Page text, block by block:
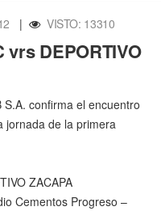
| VISTO: 13310
vrs DEPORTIVO
S.A. confirma el encuentro
jornada de la primera
ZACAPA
Cementos Progreso –